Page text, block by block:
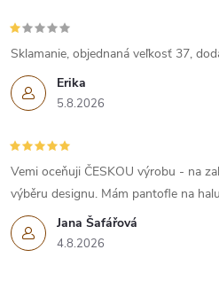
Erika
5.8.2026
Sklamanie, objednaná veľkosť 37,
Jana Šafářová
4.8.2026
Vemi oceňuji ČESKOU výrobu - na
výběru designu. Mám pantofle na